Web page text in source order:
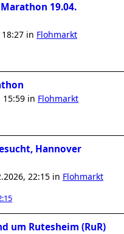
19.04.
in Flohmarkt
15:59 in Flohmarkt
Hannover
22:15 in Flohmarkt
um Rutesheim (RuR)